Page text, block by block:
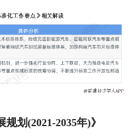
划(2021-2035年)》